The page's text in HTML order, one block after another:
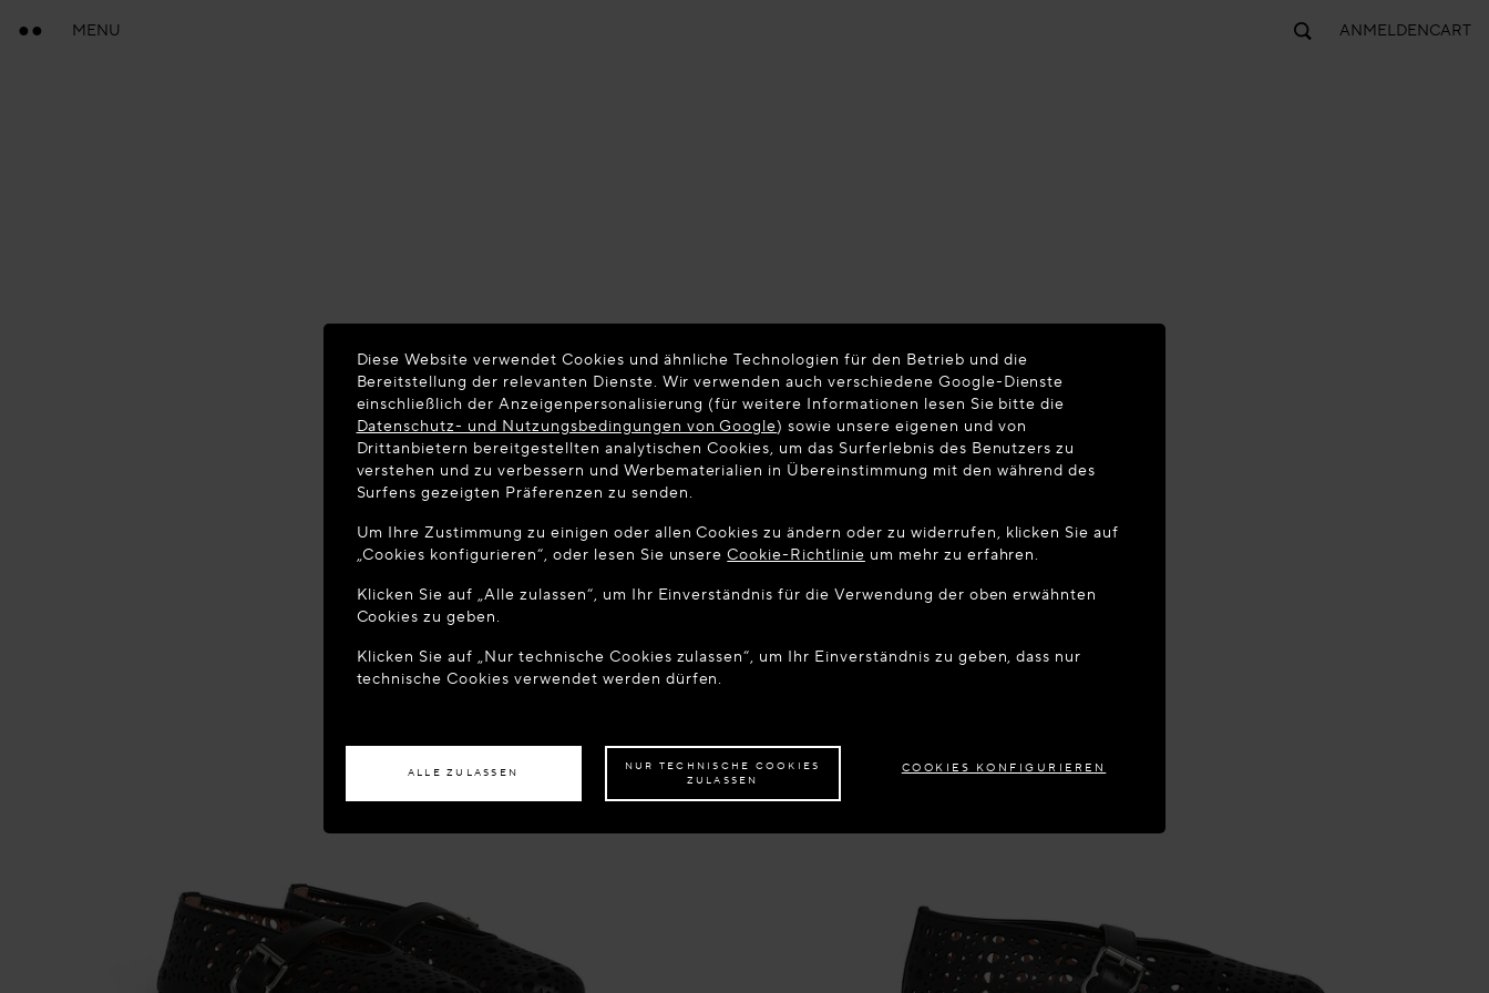
MENU ANMELDENCART
WILLKOMMEN AUF MAISON-ALAIA.COM
Sie befinden sich scheinbar in folgendem Land: United States. Möchten Sie Ihren
Standort aktualisieren?
ZUR WEBSITE: UNITED STATES
Wenn Sie in ein anderes Land liefern lassen möchten,
Diese Website verwendet Cookies und ähnliche Technologien für den Betrieb und die
Bereitstellung der relevanten Dienste. Wir verwenden auch verschiedene Google-Dienste
einschließlich der Anzeigenpersonalisierung (für weitere Informationen lesen Sie bitte die
Datenschutz- und Nutzungsbedingungen von Google) sowie unsere eigenen und von
Drittanbietern bereitgestellten analytischen Cookies, um das Surferlebnis des Benutzers zu
verstehen und zu verbessern und Werbematerialien in Übereinstimmung mit den während des
Surfens gezeigten Präferenzen zu senden.
Um Ihre Zustimmung zu einigen oder allen Cookies zu ändern oder zu widerrufen, klicken Sie auf
„Cookies konfigurieren“, oder lesen Sie unsereCookie-Richtlinie um mehr zu erfahren.
Klicken Sie auf „Alle zulassen“, um Ihr Einverständnis für die Verwendung der oben erwähnten
Cookies zu geben.
Klicken Sie auf „Nur technische Cookies zulassen“, um Ihr Einverständnis zu geben, dass nur
technische Cookies verwendet werden dürfen.
ALLE ZULASSEN
NUR TECHNISCHE COOKIES
ZULASSEN
COOKIES KONFIGURIEREN